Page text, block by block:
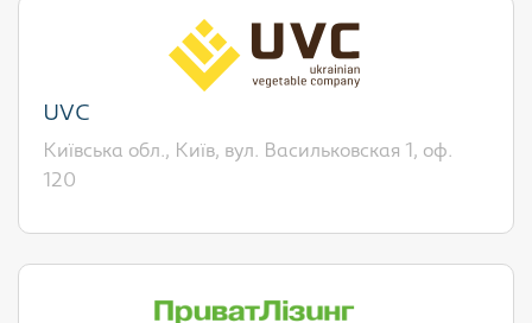
UVC
Київська обл., Київ, вул. Васильковская 1, оф.
120